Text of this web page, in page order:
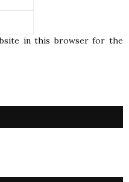
in this browser for the